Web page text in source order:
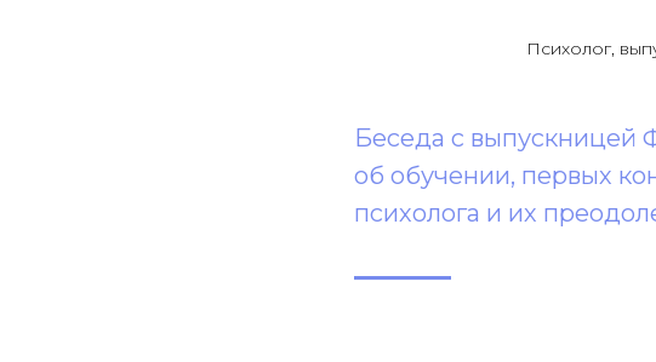
Психолог,
Беседа с выпускницей
об обучении, первых
психолога и их